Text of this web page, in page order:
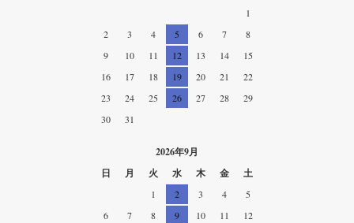
1
2
3 4 5 6 7
8
9
10 11 12 13 14
15
16
17 18 19 20 21
22
23
24 25 26 27 28
29
30
31
2026年9月
日
月 火 水 木 金 土
1 2 3 4
5
6
7 8 9 10 11
12